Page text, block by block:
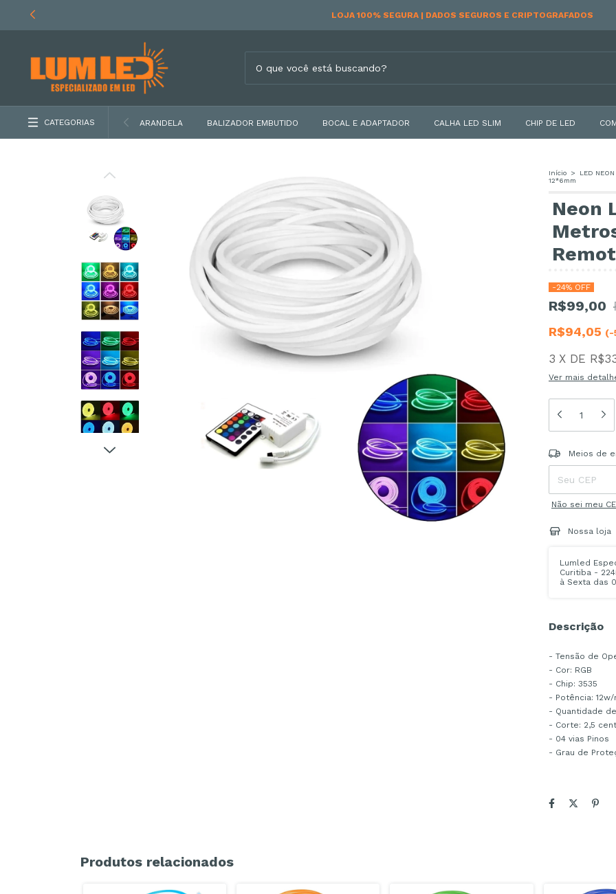
RECEBA EM CASA | ENVIAMOS PARA TODO O BRASIL
CATEGORIAS ARANDELA BALIZADOR EMBUTIDO BOCAL E ADAPTADOR CALHA LED SLIM CHIP DE LED
Início > LED NEON
12*6mm
Neon
-24% OFF
R$99,00
R$94,05 (-
3 X DE
Ver mais
Entregas para o
Meios de
Não sei meu
Nossa loja
Lumled
Curitiba -
à Sexta das
Descrição
- Tensão de
- Cor: RGB
- Chip: 3535
- Potência: 12w/
- Quantidade
- Corte: 2,5
- 04 vias Pinos
- Grau de
Produtos relacionados